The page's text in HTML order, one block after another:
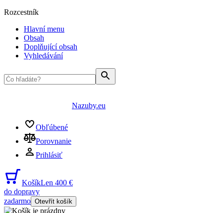
Rozcestník
Hlavní menu
Obsah
Doplňující obsah
Vyhledávání
Nazuby.eu
Obľúbené
Porovnanie
Prihlásiť
KošíkLen 400 €
do dopravy
zadarmo Otevřít košík